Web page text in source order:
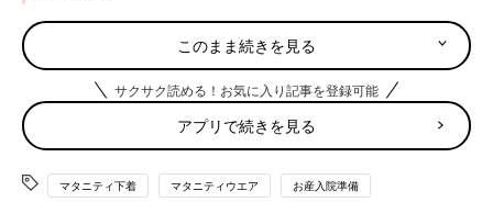
□お金（最低限のタクシー代や小銭など）
□携帯電話＆充電器
□母子健康手帳
□健康保険証
□診察券
□印鑑
このまま続きを見る
サクサク読める！お気に入り記事を登録可能
アプリで続きを見る
マタニティ下着 マタニティウエア お産入院準備